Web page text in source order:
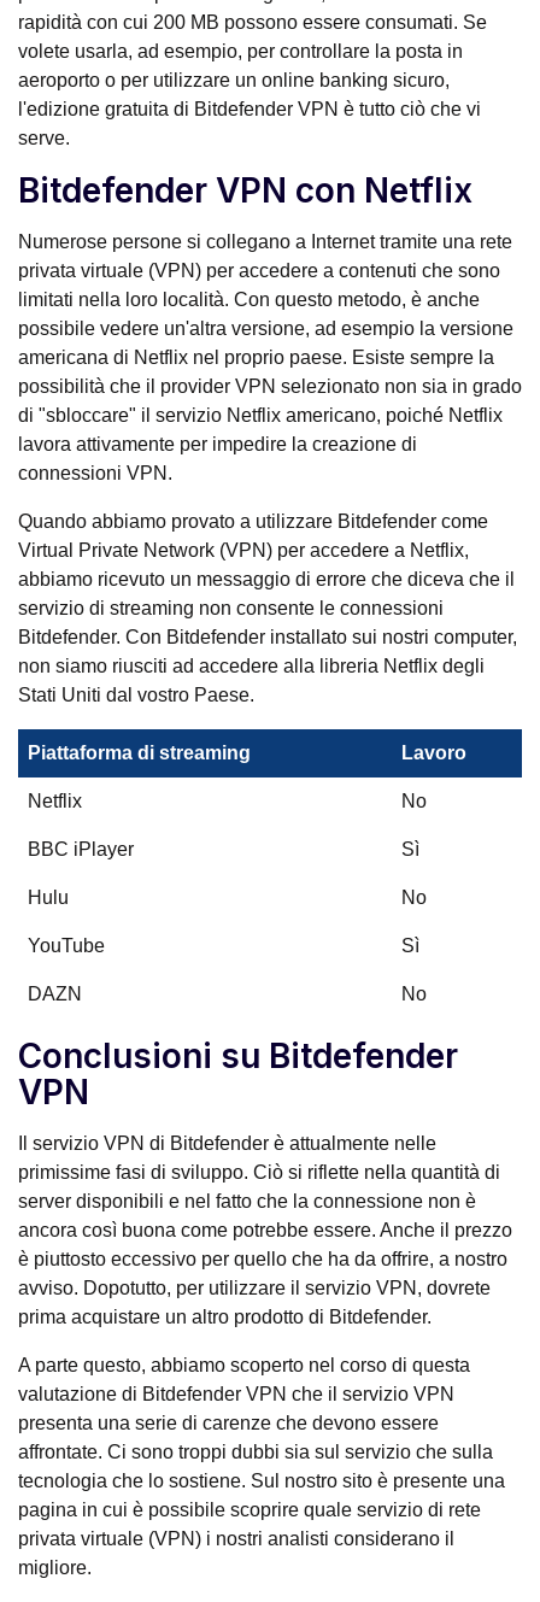
rapidità con cui 200 MB possono essere consumati. Se
volete usarla, ad esempio, per controllare la posta in
aeroporto o per utilizzare un online banking sicuro,
l'edizione gratuita di Bitdefender VPN è tutto ciò che vi
serve.
Bitdefender VPN con Netflix
Numerose persone si collegano a Internet tramite una rete
privata virtuale (VPN) per accedere a contenuti che sono
limitati nella loro località. Con questo metodo, è anche
possibile vedere un'altra versione, ad esempio la versione
americana di Netflix nel proprio paese. Esiste sempre la
possibilità che il provider VPN selezionato non sia in grado
di "sbloccare" il servizio Netflix americano, poiché Netflix
lavora attivamente per impedire la creazione di
connessioni VPN.
Quando abbiamo provato a utilizzare Bitdefender come
Virtual Private Network (VPN) per accedere a Netflix,
abbiamo ricevuto un messaggio di errore che diceva che il
servizio di streaming non consente le connessioni
Bitdefender. Con Bitdefender installato sui nostri computer,
non siamo riusciti ad accedere alla libreria Netflix degli
Stati Uniti dal vostro Paese.
Piattaforma di streaming Lavoro
Netflix No
BBC iPlayer Sì
Hulu No
YouTube Sì
DAZN No
Conclusioni su Bitdefender
VPN
Il servizio VPN di Bitdefender è attualmente nelle
primissime fasi di sviluppo. Ciò si riflette nella quantità di
server disponibili e nel fatto che la connessione non è
ancora così buona come potrebbe essere. Anche il prezzo
è piuttosto eccessivo per quello che ha da offrire, a nostro
avviso. Dopotutto, per utilizzare il servizio VPN, dovrete
prima acquistare un altro prodotto di Bitdefender.
A parte questo, abbiamo scoperto nel corso di questa
valutazione di Bitdefender VPN che il servizio VPN
presenta una serie di carenze che devono essere
affrontate. Ci sono troppi dubbi sia sul servizio che sulla
tecnologia che lo sostiene. Sul nostro sito è presente una
pagina in cui è possibile scoprire quale servizio di rete
privata virtuale (VPN) i nostri analisti considerano il
migliore.